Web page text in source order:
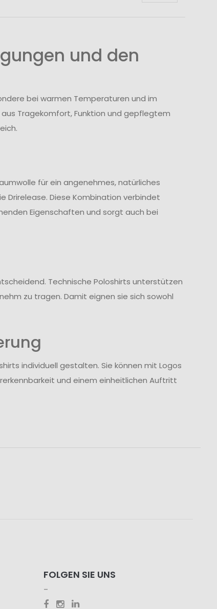
und den
bei warmen Temperaturen und im
Tragekomfort, Funktion und gepflegtem
für ein angenehmes, natürliches
Drirelease. Diese Kombination verbindet
Eigenschaften und sorgt auch bei
Technische Poloshirts unterstützen
zu tragen. Damit eignen sie sich sowohl
individuell gestalten. Sie können mit Logos
und einem einheitlichen Auftritt
FOLGEN SIE UNS